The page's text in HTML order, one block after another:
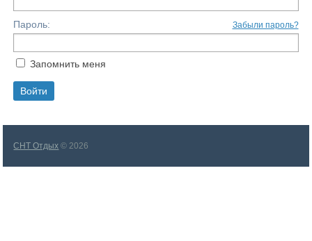
Пароль: Забыли пароль?
Запомнить меня
СНТ Отдых © 2026